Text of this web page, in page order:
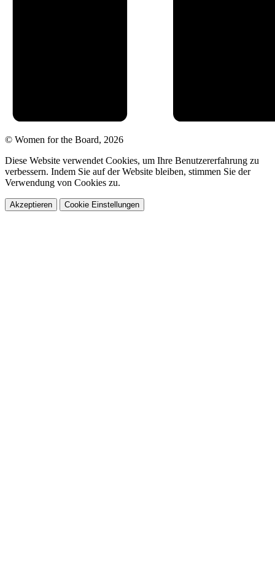
© Women for the Board, 2026
Diese Website verwendet Cookies, um Ihre Benutzererfahrung zu
verbessern. Indem Sie auf der Website bleiben, stimmen Sie der
Verwendung von Cookies zu.
Akzeptieren Cookie Einstellungen